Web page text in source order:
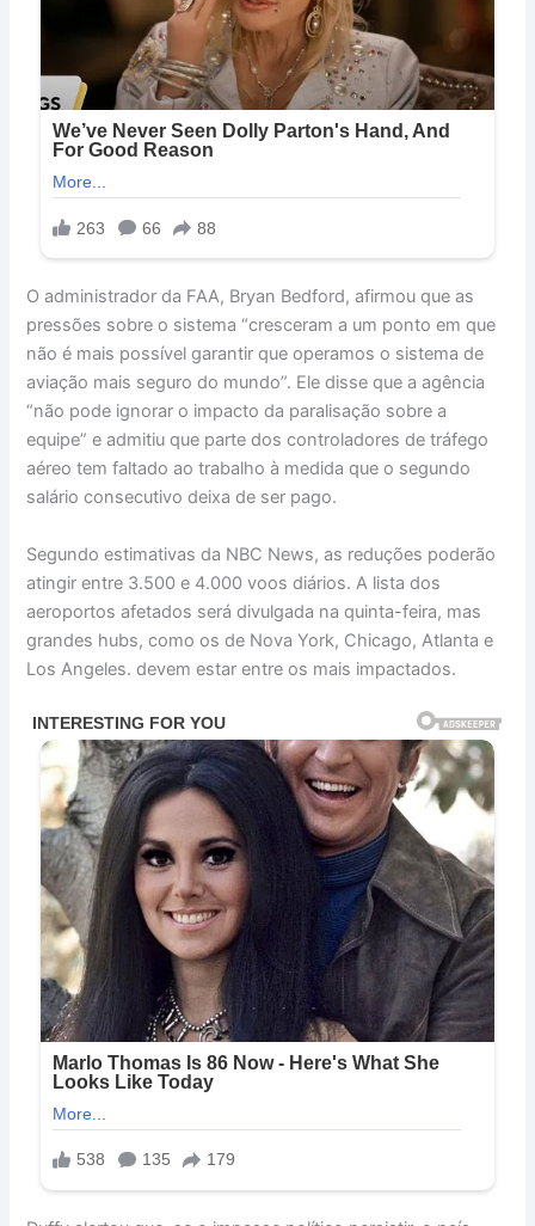
O administrador da FAA, Bryan Bedford, afirmou que as
pressões sobre o sistema “cresceram a um ponto em que
não é mais possível garantir que operamos o sistema de
aviação mais seguro do mundo”. Ele disse que a agência
“não pode ignorar o impacto da paralisação sobre a
equipe” e admitiu que parte dos controladores de tráfego
aéreo tem faltado ao trabalho à medida que o segundo
salário consecutivo deixa de ser pago.
Segundo estimativas da NBC News, as reduções poderão
atingir entre 3.500 e 4.000 voos diários. A lista dos
aeroportos afetados será divulgada na quinta-feira, mas
grandes hubs, como os de Nova York, Chicago, Atlanta e
Los Angeles. devem estar entre os mais impactados.